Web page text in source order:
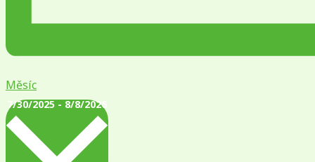
Měsíc
7/30/2025-8/8/2026
datum.